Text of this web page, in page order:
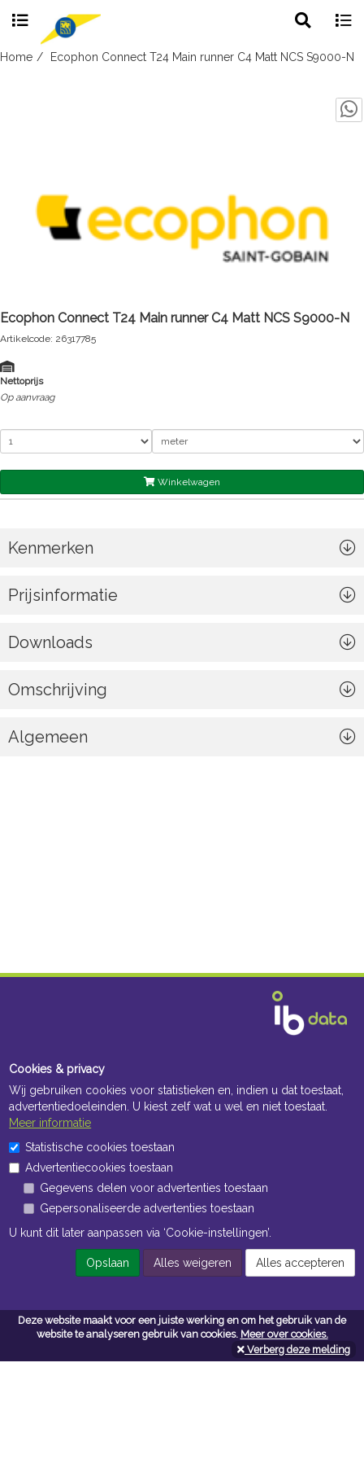
Deze website maakt voor een juiste werking en om het gebruik van de
website te analyseren gebruik van cookies. Meer over cookies.
Verberg deze melding
Skip
search
Home Ecophon Connect T24 Main runner C4 Matt NCS S9000-N
Ecophon Connect T24 Main runner C4 Matt NCS S9000-N
Artikelcode: 26317785
Nettoprijs
Op aanvraag
Winkelwagen
Kenmerken
Prijsinformatie
Downloads
Omschrijving
Algemeen
Openingstijden Kantoor
ma t/m vr 8:30 uur tot 17:00 uur
Openingstijden Magazijn
ma t/m vr 7:00 uur tot 16:30 uur
Navigatie
Cookies & privacy
Wij gebruiken cookies voor statistieken en, indien u dat toestaat,
advertentiedoeleinden. U kiest zelf wat u wel en niet toestaat.
Meer informatie
Statistische cookies toestaan
Advertentiecookies toestaan
Gegevens delen voor advertenties toestaan
Gepersonaliseerde advertenties toestaan
U kunt dit later aanpassen via ‘Cookie-instellingen’.
Opslaan Alles weigeren Alles accepteren